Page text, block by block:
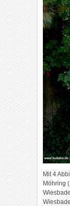
Mit 4
Möhring